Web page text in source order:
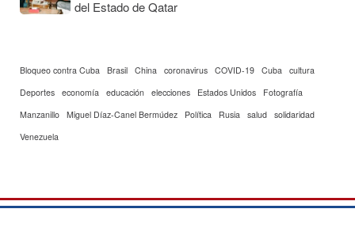
del Estado de Qatar
Bloqueo contra Cuba Brasil China coronavirus COVID-19 Cuba
cultura
Deportes economía educación elecciones Estados Unidos
Fotografía
Manzanillo Miguel Díaz-Canel Bermúdez Política Rusia salud solidaridad
Venezuela